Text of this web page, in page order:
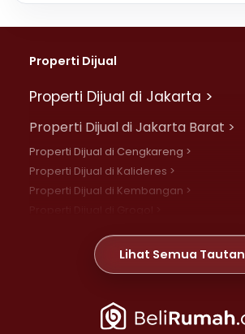
Properti Dijual
Properti Dijual di Jakarta >
Properti Dijual di Jakarta Barat >
Properti Dijual di Cengkareng >
Properti Dijual di Kalideres >
Properti Dijual di Kembangan >
Properti Dijual di Meruya >
Properti Dijual di Jelambar >
Properti Dijual di Jakarta Pusat >
Lihat Semua Tautan